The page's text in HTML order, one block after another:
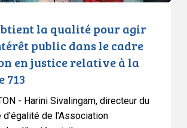
obtient la qualité pour agir
public dans le cadre
en justice relative à la
713
- Harini Sivalingam, directeur du
d'égalité de l'Association